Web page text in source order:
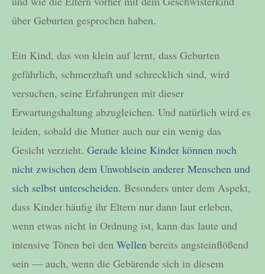
über Geburten gesprochen haben.
Ein Kind, das von klein auf lernt, dass Geburten
gefährlich, schmerzhaft und schrecklich sind, wird
versuchen, seine Erfahrungen mit dieser
Erwartungshaltung abzugleichen. Und natürlich wird es
leiden, sobald die Mutter auch nur ein wenig das
Gesicht verzieht. Gerade kleine Kinder können noch
nicht zwischen dem Unwohlsein anderer Menschen und
sich selbst unterscheiden. Besonders unter dem Aspekt,
dass Kinder häufig ihr Eltern nur dann laut erleben,
wenn etwas nicht in Ordnung ist, kann das laute und
intensive Tönen bei den Wellen bereits angsteinflößend
sein — auch, wenn die Gebärende sich in diesem